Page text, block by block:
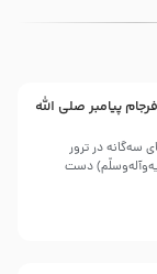
پیامبر صلی الله
سه‌گانه در ترور
دست